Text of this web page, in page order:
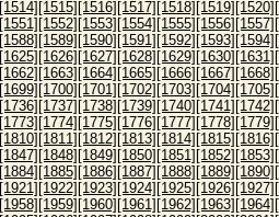
[1514] [1515] [1516] [1517] [1518] [1519] [1520]
[1551] [1552] [1553] [1554] [1555] [1556] [1557]
[1588] [1589] [1590] [1591] [1592] [1593] [1594]
[1625] [1626] [1627] [1628] [1629] [1630] [1631]
[1662] [1663] [1664] [1665] [1666] [1667] [1668]
[1699] [1700] [1701] [1702] [1703] [1704] [1705]
[1736] [1737] [1738] [1739] [1740] [1741] [1742]
[1773] [1774] [1775] [1776] [1777] [1778] [1779]
[1810] [1811] [1812] [1813] [1814] [1815] [1816]
[1847] [1848] [1849] [1850] [1851] [1852] [1853]
[1884] [1885] [1886] [1887] [1888] [1889] [1890]
[1921] [1922] [1923] [1924] [1925] [1926] [1927]
[1958] [1959] [1960] [1961] [1962] [1963] [1964]